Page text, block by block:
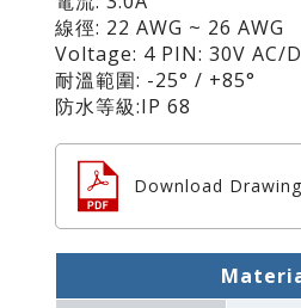
線徑: 22 AWG ~ 26 AWG
Voltage: 4 PIN: 30V AC/
耐溫範圍: -25° / +85°
防水等級:IP 68
Download Drawing